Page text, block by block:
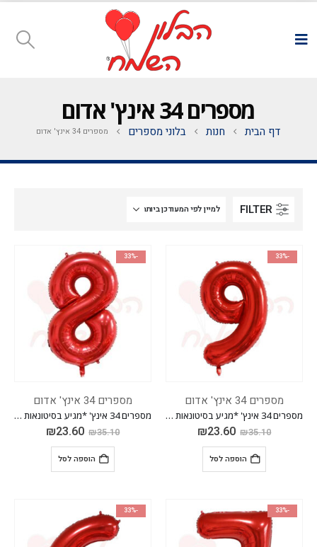
מספרים 34 אינץ' אדום
דף הבית חנות בלוני מספרים מספרים 34 אינץ' אדום
FILTER
-33%
מספרים 34 אינץ' אדום
מספרים 34 אינץ' *מגיע בסיטונאות חבילה של 5 יח'*
₪35.10
₪23.60
הוספה לסל
-33%
מספרים 34 אינץ' אדום
מספרים 34 אינץ' *מגיע בסיטונאות חבילה של 5 יח'*
₪35.10
₪23.60
הוספה לסל
-33%
-33%